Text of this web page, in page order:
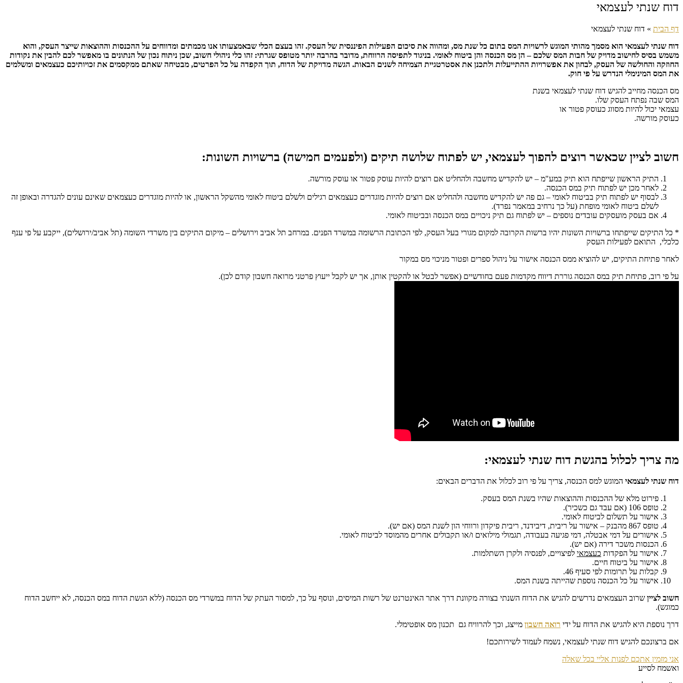
דוח שנתי לעצמאי
דף הבית » דוח שנתי לעצמאי
דוח שנתי לעצמאי הוא מסמך מהותי המוגש לרשויות המס בתום כל שנת מס, ומהווה את סיכום הפעילות הפיננסית של העסק. זהו בעצם הכלי שבאמצעותו אנו מכמתים ומדווחים על ההכנסות וההוצאות שייצר העסק, והוא
משמש בסיס לחישוב מדויק של חבות המס שלכם – הן מס הכנסה והן ביטוח לאומי. בניגוד לתפיסה הרווחת, מדובר בהרבה יותר מטופס שגרתי: זהו כלי ניהולי חשוב, שכן ניתוח נכון של הנתונים בו מאפשר לכם להבין את נקודות
החוזקה והחולשה של העסק, לבחון את אפשרויות ההתייעלות ולתכנן את אסטרטגיית הצמיחה לשנים הבאות. הגשה מדויקת של הדוח, תוך הקפדה על כל הפרטים, מבטיחה שאתם ממקסמים את זכויותיכם כעצמאים ומשלמים
את המס המינימלי הנדרש על פי חוק.
​מס הכנסה מחייב להגיש דוח שנתי לעצמאי בשנת
המס שבה נפתח העסק שלו.
עצמאי יכול להיות מסווג כעוסק פטור או
כעוסק מורשה.
חשוב לציין שכאשר רוצים להפוך לעצמאי, יש לפתוח שלושה תיקים (ולפעמים חמישה) ברשויות השונות:
התיק הראשון שייפתח הוא תיק במע"מ – יש להקדיש מחשבה ולהחליט אם רוצים להיות עוסק פטור או עוסק מורשה.
לאחר מכן יש לפתוח תיק במס הכנסה.
לבסוף יש לפתוח תיק בביטוח לאומי – גם פה יש להקדיש מחשבה ולהחליט אם רוצים להיות מוגדרים כעצמאים רגילים ולשלם ביטוח לאומי מהשקל הראשון, או להיות מוגדרים כעצמאים שאינם עונים להגדרה ובאופן זה
לשלם ביטוח לאומי מופחת (על כך נרחיב במאמר נפרד).
אם בעסק מועסקים עובדים נוספים – יש לפתוח גם תיק ניכויים במס הכנסה ובביטוח לאומי.
* כל התיקים שייפתחו ברשויות השונות יהיו ברשות הקרובה למקום מגורי בעל העסק, לפי הכתובת הרשומה במשרד הפנים. במרחב תל אביב וירושלים – מיקום התיקים בין משרדי השומה (תל אביב/ירושלים), ייקבע על פי ענף
כלכלי, התואם לפעילות העסק
לאחר פתיחת התיקים, יש להוציא ממס הכנסה אישור על ניהול ספרים ופטור מניכוי מס במקור
על פי רוב, פתיחת תיק במס הכנסה גוררת דיווח מקדמות פעם בחודשיים (אפשר לבטל או להקטין אותן, אך יש לקבל ייעוץ פרטני מרואה חשבון קודם לכן).
מה צריך לכלול בהגשת דוח שנתי לעצמאי:
דוח שנתי לעצמאי המוגש למס הכנסה, צריך על פי רוב לכלול את הדברים הבאים:
פירוט מלא של ההכנסות וההוצאות שהיו בשנת המס בעסק.
טופס 106 (אם עבד גם כשכיר).
אישור על תשלום לביטוח לאומי.
טופס 867 מהבנק – אישור על ריבית, דיבידנד, ריבית פיקדון ורווחי הון לשנת המס (אם יש).
אישורים על דמי אבטלה, דמי פגיעה בעבודה, תגמולי מילואים ו/או תקבולים אחרים מהמוסד לביטוח לאומי.
הכנסות משכר דירה (אם יש).
אישור על הפקדות כעצמאי לפיצויים, לפנסיה ולקרן השתלמות.
אישור על ביטוח חיים.
קבלות על תרומות לפי סעיף 46.
אישור על כל הכנסה נוספת שהייתה בשנת המס.
חשוב לציין שרוב העצמאים נדרשים להגיש את הדוח השנתי בצורה מקוונת דרך אתר האינטרנט של רשות המיסים, ונוסף על כך, למסור העתק של הדוח במשרדי מס הכנסה (ללא הגשת הדוח במס הכנסה, לא ייחשב הדוח
כמוגש).
דרך נוספת היא להגיש את הדוח על ידי רואה חשבון מייצג, וכך להרוויח גם תכנון מס אופטימלי.
אם ברצונכם להגיש דוח שנתי לעצמאי, נשמח לעמוד לשירותכם!
אני מזמין אתכם לפנות אליי בכל שאלה
ואשמח לסייע